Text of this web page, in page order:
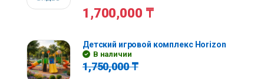
1,700,000 ₸
Детский игровой комплекс Horizon
В наличии
1,750,000₸